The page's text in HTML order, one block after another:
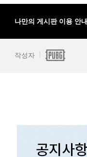
나만의 게시판 이용 안내
작성자